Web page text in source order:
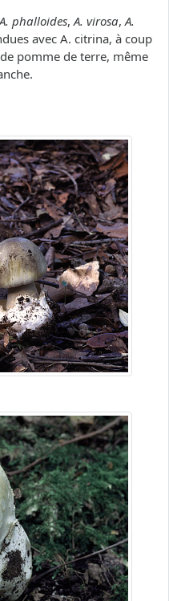
A. phalloides,A. virosa,A.
avec A. citrina, à coup
pomme de terre, même